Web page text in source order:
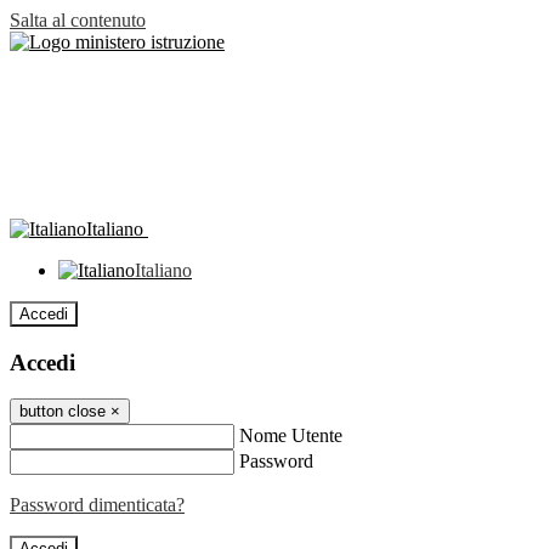
Salta al contenuto
Italiano
Italiano
Accedi
Accedi
button close ×
Nome Utente
Password
Password dimenticata?